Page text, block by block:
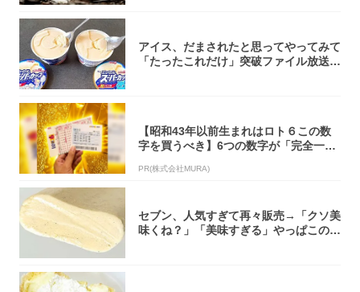
アイス、だまされたと思ってやってみて
「たったこれだけ」突破ファイル放送で
【昭和43年以前生まれはロト６この数
字を買うべき】6つの数字が「完全一
PR(株式会社MURA)
セブン、人気すぎて再々販売→「クソ美
味くね？」「美味すぎる」やっぱこのク